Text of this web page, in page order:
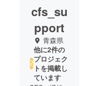
cfs_su
pport
青森県
他に2件の
プロジェク
トを掲載し
ています